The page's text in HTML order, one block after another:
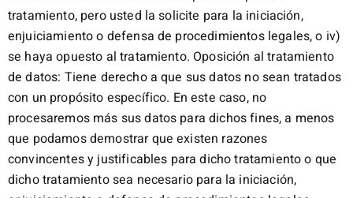
tratamiento, pero usted la solicite para la iniciación,
enjuiciamiento o defensa de procedimientos legales, o iv)
se haya opuesto al tratamiento. Oposición al tratamiento
de datos: Tiene derecho a que sus datos no sean tratados
con un propósito específico. En este caso, no
procesaremos más sus datos para dichos fines, a menos
que podamos demostrar que existen razones
convincentes y justificables para dicho tratamiento o que
dicho tratamiento sea necesario para la iniciación,